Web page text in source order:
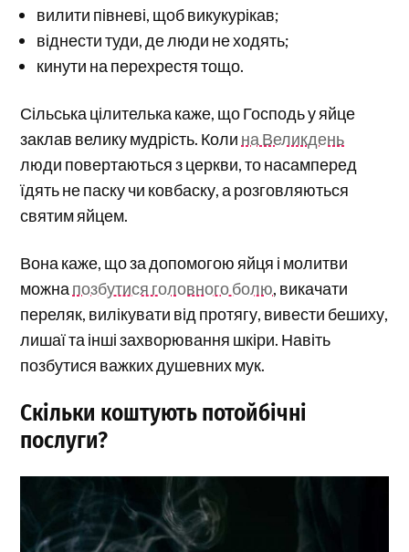
вилити півневі, щоб викукурікав;
віднести туди, де люди не ходять;
кинути на перехрестя тощо.
Сільська цілителька каже, що Господь у яйце
заклав велику мудрість. Коли на Великдень
люди повертаються з церкви, то насамперед
їдять не паску чи ковбаску, а розговляються
святим яйцем.
Вона каже, що за допомогою яйця і молитви
можнапозбутися головного болю, викачати
переляк, вилікувати від протягу, вивести бешиху,
лишаї та інші захворювання шкіри. Навіть
позбутися важких душевних мук.
Скільки коштують потойбічні
послуги?